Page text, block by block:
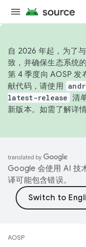
自 2026 年起，为了
致，并确保生态系统
第 4 季度向 AOSP 发
献代码，请使用
latest-release 清
新版本。如需了解详
Google 会使用 AI 技
译可能包含错误。
AOSP